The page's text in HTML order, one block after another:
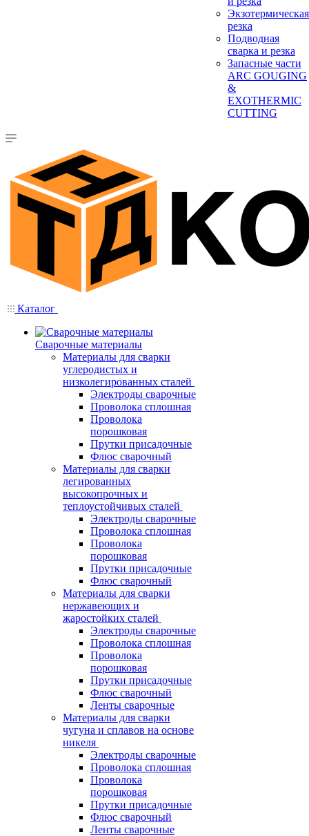
Экзотермическая
резка
Подводная
сварка и резка
Запасные части
ARC GOUGING
&
EXOTHERMIC
CUTTING
Каталог
Сварочные материалы
Материалы для сварки
углеродистых и
низколегированных сталей
Электроды сварочные
Проволока сплошная
Проволока
порошковая
Прутки присадочные
Флюс сварочный
Материалы для сварки
легированных
высокопрочных и
теплоустойчивых сталей
Электроды сварочные
Проволока сплошная
Проволока
порошковая
Прутки присадочные
Флюс сварочный
Материалы для сварки
нержавеющих и
жаростойких сталей
Электроды сварочные
Проволока сплошная
Проволока
порошковая
Прутки присадочные
Флюс сварочный
Ленты сварочные
Материалы для сварки
чугуна и сплавов на основе
никеля
Электроды сварочные
Проволока сплошная
Проволока
порошковая
Прутки присадочные
Флюс сварочный
Ленты сварочные